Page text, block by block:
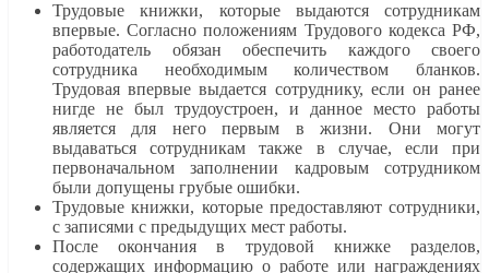
Трудовые книжки, которые выдаются сотрудникам
впервые. Согласно положениям Трудового кодекса РФ,
работодатель обязан обеспечить каждого своего
сотрудника необходимым количеством бланков.
Трудовая впервые выдается сотруднику, если он ранее
нигде не был трудоустроен, и данное место работы
является для него первым в жизни. Они могут
выдаваться сотрудникам также в случае, если при
первоначальном заполнении кадровым сотрудником
были допущены грубые ошибки.
Трудовые книжки, которые предоставляют сотрудники,
с записями с предыдущих мест работы.
После окончания в трудовой книжке разделов,
содержащих информацию о работе или награждениях